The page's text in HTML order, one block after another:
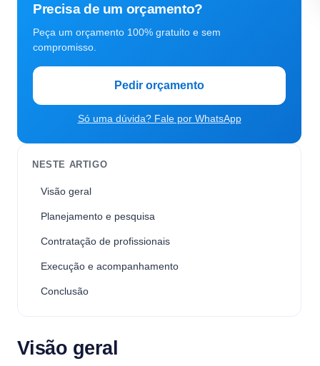
Precisa de um orçamento?
Peça um orçamento 100% gratuito e sem
compromisso.
Pedir orçamento
Só uma dúvida? Fale por WhatsApp
NESTE ARTIGO
Visão geral
Planejamento e pesquisa
Contratação de profissionais
Execução e acompanhamento
Conclusão
Visão geral